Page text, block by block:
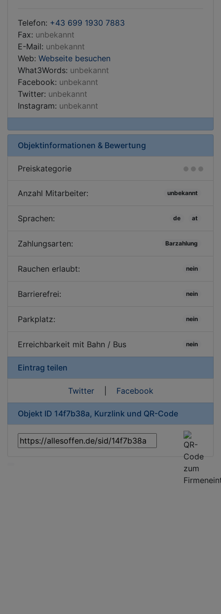
Telefon: +43 699 1930 7883
Fax: unbekannt
E-Mail: unbekannt
Web: Webseite besuchen
What3Words: unbekannt
Facebook: unbekannt
Twitter: unbekannt
Instagram: unbekannt
Objektinformationen & Bewertung
Preiskategorie
Anzahl Mitarbeiter: unbekannt
Sprachen: de at
Zahlungsarten: Barzahlung
Rauchen erlaubt: nein
Barrierefrei: nein
Parkplatz: nein
Erreichbarkeit mit Bahn / Bus nein
Eintrag teilen
Twitter| Facebook
Objekt ID 14f7b38a, Kurzlink und QR-Code